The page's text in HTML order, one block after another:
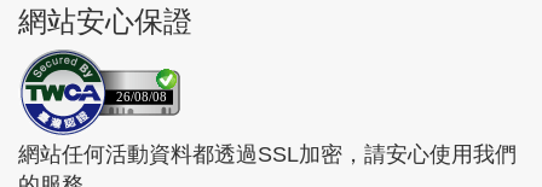
網站安心保證
26/08/08
網站任何活動資料都透過SSL加密，請安心使用我們